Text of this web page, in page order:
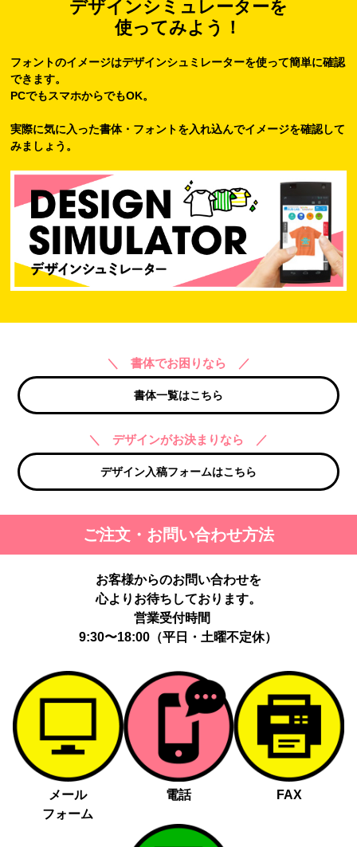
デザインシミュレーターを
使ってみよう！
フォントのイメージはデザインシュミレーターを使って簡単に確認
できます。
PCでもスマホからでもOK。
実際に気に入った書体・フォントを入れ込んでイメージを確認して
みましょう。
＼ 書体でお困りなら ／
書体一覧はこちら
＼ デザインがお決まりなら ／
デザイン入稿フォームはこちら
ご注文・お問い合わせ方法
お客様からのお問い合わせを
心よりお待ちしております。
営業受付時間
9:30〜18:00（平日・土曜不定休）
メール
フォーム
電話 FAX